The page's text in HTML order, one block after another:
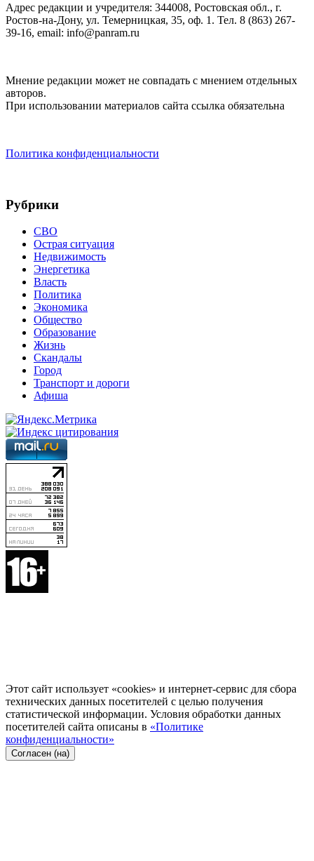
Адрес редакции и учредителя: 344008, Ростовская обл., г.
Ростов-на-Дону, ул. Темерницкая, 35, оф. 1. Тел. 8 (863) 267-
39-16, email: info@panram.ru
Мнение редакции может не совпадать с мнением отдельных
авторов.
При использовании материалов сайта ссылка обязательна
Политика конфиденциальности
Рубрики
СВО
Острая ситуация
Недвижимость
Энергетика
Власть
Политика
Экономика
Общество
Образование
Жизнь
Скандалы
Город
Транспорт и дороги
Афиша
Этот сайт использует «cookies» и интернет-сервис для сбора
технических данных посетителей с целью получения
статистической информации. Условия обработки данных
посетителей сайта описаны в «Политике
конфиденциальности»
Согласен (на)